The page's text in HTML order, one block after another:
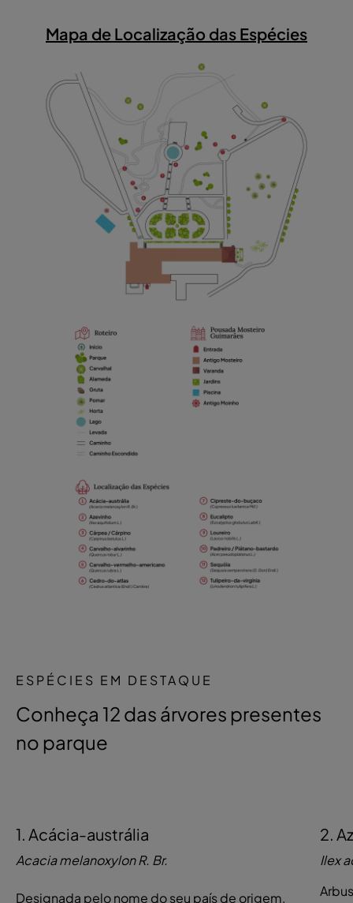
Mapa de Localização das Espécies
ESPÉCIES EM DESTAQUE
Conheça 12 das árvores presentes
no parque
1. Acácia-austrália
Acacia melanoxylon R. Br.
Designada pelo nome do seu país de origem,
2.
Ilex